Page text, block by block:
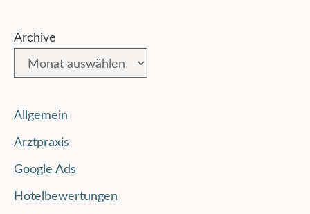
Archive
Allgemein
Arztpraxis
Google Ads
Hotelbewertungen